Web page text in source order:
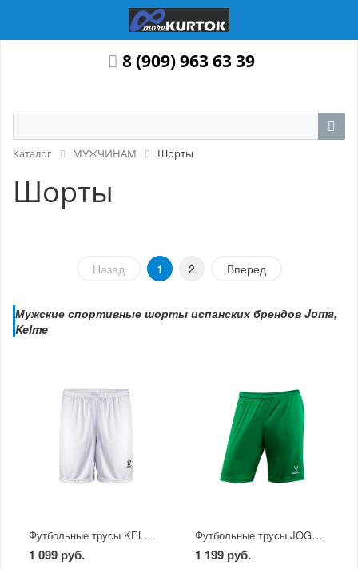
8 (909) 963 63 39
Каталог МУЖЧИНАМ Шорты
Шорты
Назад 1 2 Вперед
Мужские спортивные шорты испанских брендов Joma,
Kelme
Футбольные трусы KELME BADALONA белые
1 099 руб.
Футбольные трусы JOGEL CAMP Classic Shorts зеленый/белый
1 199 руб.